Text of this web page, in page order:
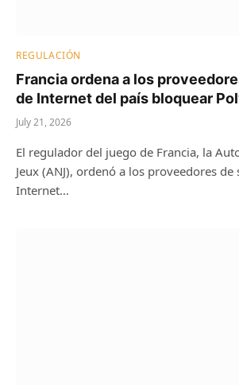
REGULACIÓN
Francia ordena a los
de Internet del país bloquear
July 21, 2026
El regulador del juego de Francia, la
Jeux (ANJ), ordenó a los proveedores de
Internet…